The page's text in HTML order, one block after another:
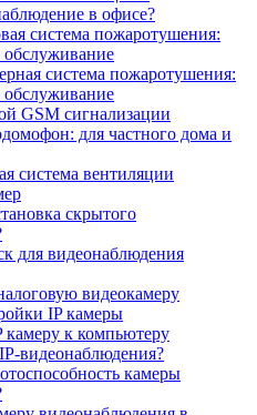
в офисе?
система пожаротушения:
система пожаротушения:
GSM сигнализации
для частного дома и
система вентиляции
скрытого
для видеонаблюдения
видеокамеру
IP камеры
к компьютеру
видеонаблюдения?
камеры